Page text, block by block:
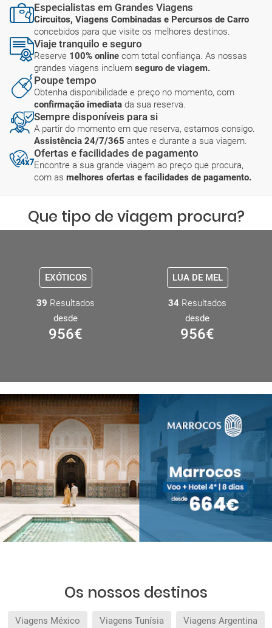
Especialistas em Grandes Viagens
Circuitos, Viagens Combinadas e Percursos de Carro
concebidos para que visite os melhores destinos.
Viaje tranquilo e seguro
Reserve 100% online com total confiança. As nossas
grandes viagens incluem seguro de viagem.
Poupe tempo
Obtenha disponibilidade e preço no momento, com
confirmação imediata da sua reserva.
Sempre disponíveis para si
A partir do momento em que reserva, estamos consigo.
Assistência 24/7/365 antes e durante a sua viagem.
Ofertas e facilidades de pagamento
Encontre a sua grande viagem ao preço que procura,
com as melhores ofertas e facilidades de pagamento.
Que tipo de viagem procura?
EXÓTICOS
39 Resultados
desde
956€
LUA DE MEL
34 Resultados
desde
956€
Os nossos destinos
Viagens México Viagens Tunísia Viagens Argentina